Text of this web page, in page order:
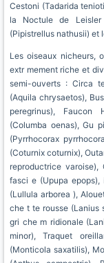
Cestoni (Tadarida
la Noctule de
(Pipistrellus nathusii) et
Les oiseaux nicheurs,
extr mement riche et
semi-ouverts : Circa
(Aquila chrysaetos),
peregrinus), Faucon
(Columba oenas), Gu
(Pyrrhocorax
(Coturnix coturnix),
reproductrice varoise),
fasci e (Upupa epops),
(Lullula arborea ),
che t te rousse (Lanius
gri che m ridionale
minor), Traquet
(Monticola saxatilis),